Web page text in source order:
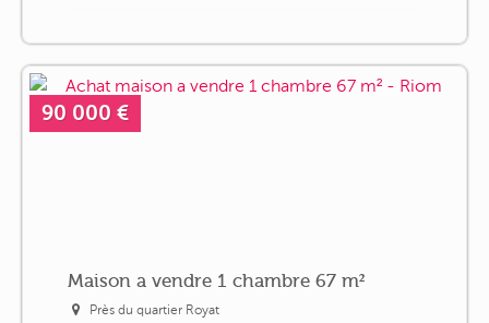
90 000 €
Maison a vendre 1 chambre 67 m²
Près du quartier Royat